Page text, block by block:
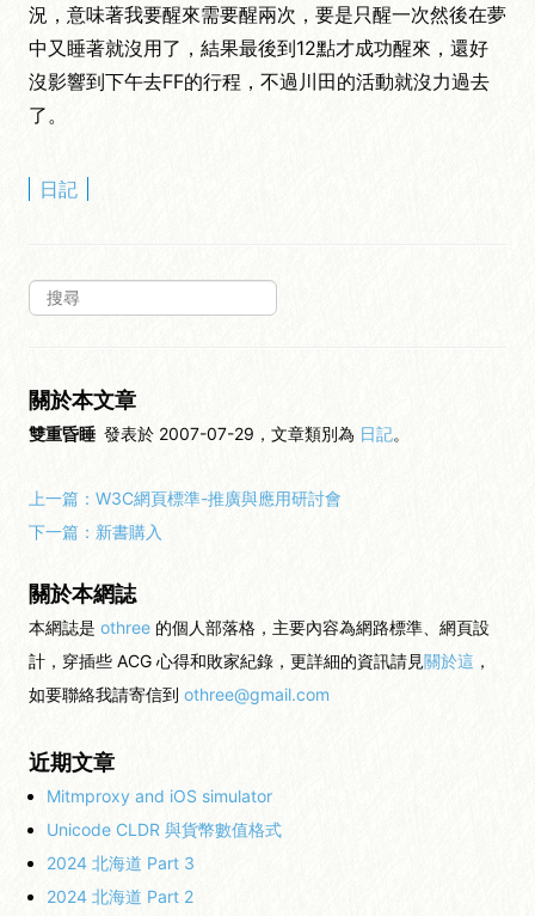
況，意味著我要醒來需要醒兩次，要是只醒一次然後在夢
中又睡著就沒用了，結果最後到12點才成功醒來，還好
沒影響到下午去FF的行程，不過川田的活動就沒力過去
了。
日記
關於本文章
雙重昏睡 發表於 2007-07-29，文章類別為 日記。
上一篇： W3C網頁標準-推廣與應用研討會
下一篇： 新書購入
關於本網誌
本網誌是 othree 的個人部落格，主要內容為網路標準、網頁設
計，穿插些 ACG 心得和敗家紀錄，更詳細的資訊請見關於這 ，
如要聯絡我請寄信到 othree@gmail.com
近期文章
Mitmproxy and iOS simulator
Unicode CLDR 與貨幣數值格式
2024 北海道 Part 3
2024 北海道 Part 2